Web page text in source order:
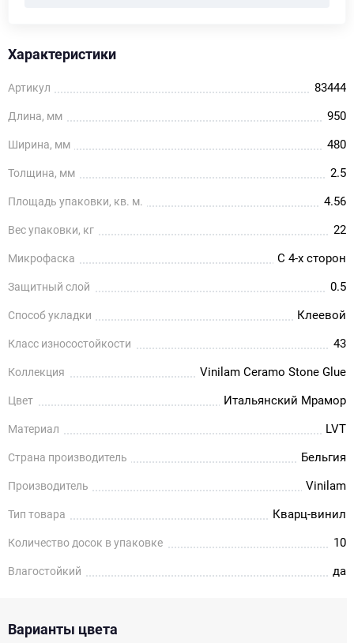
Характеристики
Артикул 83444
Длина, мм 950
Ширина, мм 480
Толщина, мм 2.5
Площадь упаковки, кв. м. 4.56
Вес упаковки, кг 22
Микрофаска С 4-х сторон
Защитный слой 0.5
Способ укладки Клеевой
Класс износостойкости 43
Коллекция Vinilam Ceramo Stone Glue
Цвет Итальянский Мрамор
Материал LVT
Страна производитель Бельгия
Производитель Vinilam
Тип товара Кварц-винил
Количество досок в упаковке 10
Влагостойкий да
Варианты цвета